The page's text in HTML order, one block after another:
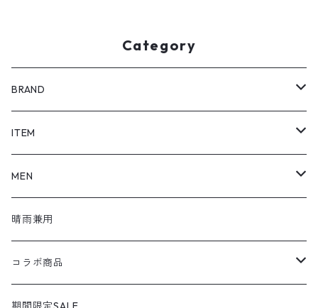
Category
BRAND
SHOEL / シュール
shoel mine / シュールマイン
shoel SPORT / シュールスポーツ
shoel men / シュールメンズ
KIZARINA / キザリナ
ITEM
pumps / パンプス
loafers / ローファー
lace up / レースアップ
strap shoes / ストラップシューズ
MEN
シューズ
晴雨兼用
コラボ商品
広島東洋カープコラボ